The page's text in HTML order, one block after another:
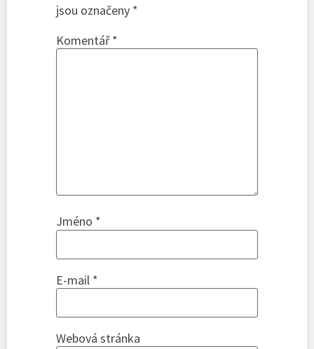
jsou označeny *
Komentář*
Jméno *
E-mail *
Webová stránka